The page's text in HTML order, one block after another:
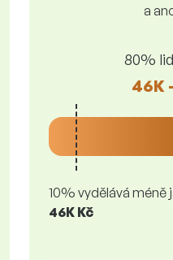
a
80%
46K
10% vydělává méně
46K Kč